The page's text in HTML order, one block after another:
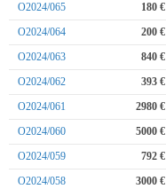
O2024/065
180 €
O2024/064
200 €
O2024/063
840 €
O2024/062
393 €
O2024/061
2980 €
O2024/060
5000 €
O2024/059
792 €
O2024/058
3000 €